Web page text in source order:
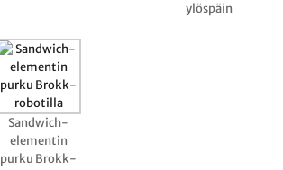
ylöspäin
Sandwich-
elementin
purku Brokk-